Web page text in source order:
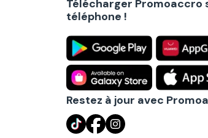
Télécharger Promoaccro
téléphone !
Restez à jour avec